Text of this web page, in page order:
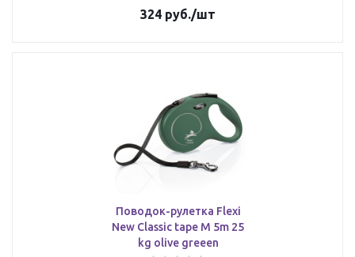
324 руб./шт
Поводок-рулетка Flexi
New Classic tape М 5m 25
kg olive greeen